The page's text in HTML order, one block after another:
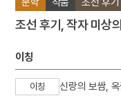
7
장안사
8
한국전쟁
10 관복
1 금성대군
조선 후기, 작자 미상
이칭
이칭 신랑의 보쌈,